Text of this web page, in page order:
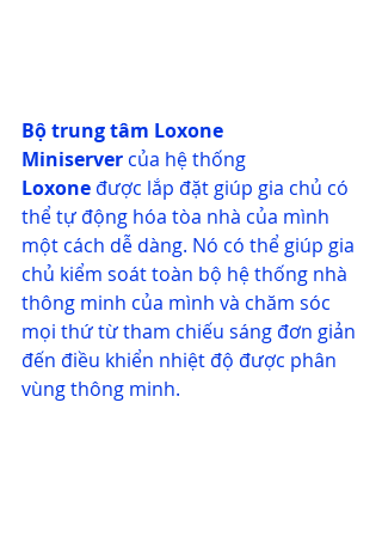
Bộ trung tâm Loxone
Miniserver của hệ thống
Loxone được lắp đặt giúp gia chủ có
thể tự động hóa tòa nhà của mình
một cách dễ dàng. Nó có thể giúp gia
chủ kiểm soát toàn bộ hệ thống nhà
thông minh của mình và chăm sóc
mọi thứ từ tham chiếu sáng đơn giản
đến điều khiển nhiệt độ được phân
vùng thông minh.